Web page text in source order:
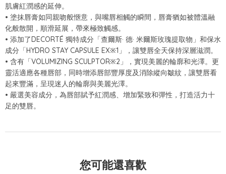
肌膚紅潤感的延伸。
• 塗抹唇膏如同親吻般愜意，與嘴唇相觸的瞬間，唇膏猶如被體溫融
化般散開，順滑延展，帶來極致觸感。
• 添加了DECORTÉ 獨特成分「查爾斯· 德· 米爾斯玫瑰提取物」和保水
成分「HYDRO STAY CAPSULE EX※1」，讓雙唇全天保持深層滋潤。
• 含有「VOLUMIZING SCULPTOR※2」，實現美麗的輪廓和光澤。更
靈活適應各種唇部，同時增添唇部豐厚度及消除縱向皺紋，讓雙唇看
起來豐滿，呈現迷人的輪廓與美麗光澤。
• 嚴選美容成分，為唇部賦予紅潤感、增加緊致和彈性，打造活力十
足的雙唇。
您可能還喜歡